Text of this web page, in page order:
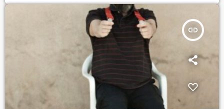
insert_link